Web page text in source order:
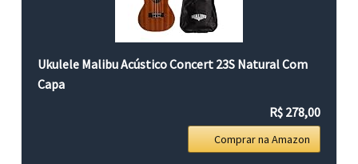
Ukulele Malibu Acústico Concert 23S Natural Com
Capa
R$ 278,00
Comprar na Amazon